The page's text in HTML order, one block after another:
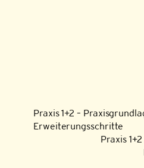
Praxis 1+2 –
Erweiterungsschritte
Praxis